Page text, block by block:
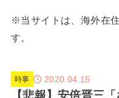
※当サイトは、海外在
す。
時事 2020.04.15
【悲報】安倍晋三